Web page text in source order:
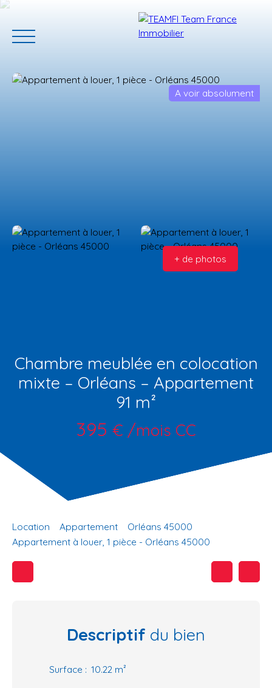
Estimation
A voir absolument
+ de photos
Chambre meublée en colocation
mixte – Orléans – Appartement
91 m²
395 € /mois CC
Location Appartement
Orléans 45000
Appartement à louer, 1 pièce - Orléans 45000
Descriptif du bien
Surface : 10.22 m²